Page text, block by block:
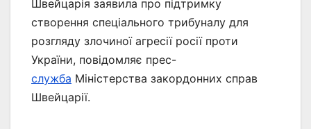
Швейцарія заявила про підтримку
створення спеціального трибуналу для
розгляду злочиної агресії росії проти
України, повідомляє прес-
служба Міністерства закордонних справ
Швейцарії.